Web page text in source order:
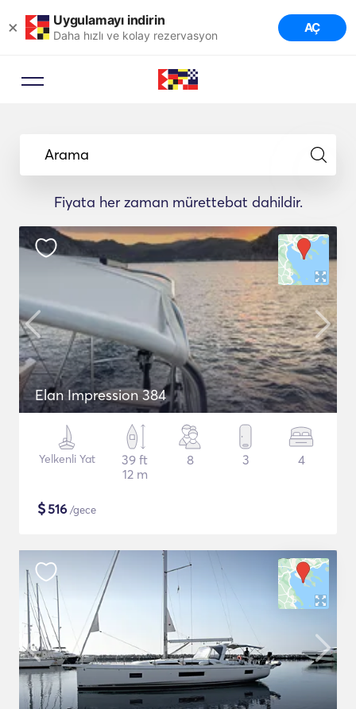
× Uygulamayı indirin
Daha hızlı ve kolay rezervasyon AÇ
Arama
Fiyata her zaman mürettebat dahildir.
Elan Impression 384
Yelkenli Yat
39 ft
12 m
8 3 4
$516 /gece